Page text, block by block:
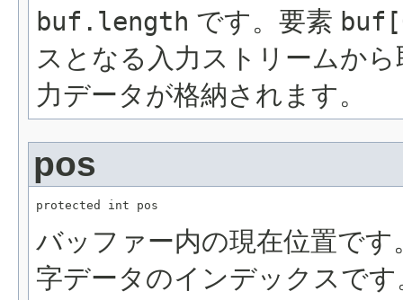
buf.length です。要素
スとなる入力ストリームか
力データが格納されます。
pos
protected int pos
バッファー内の現在位置です
字データのインデックスです